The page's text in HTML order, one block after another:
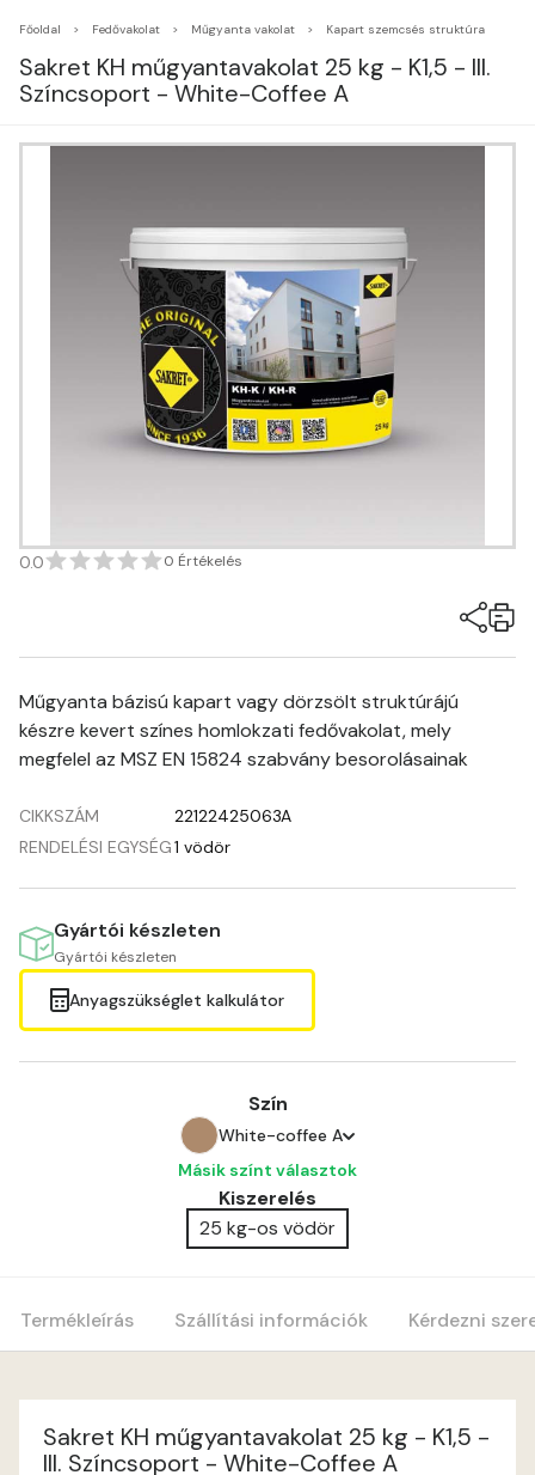
Főoldal Fedővakolat Műgyanta vakolat Kapart szemcsés struktúra
Sakret KH műgyantavakolat 25 kg - K1,5 - III.
Színcsoport - White-Coffee A
0.0 0 Értékelés
Műgyanta bázisú kapart vagy dörzsölt struktúrájú
készre kevert színes homlokzati fedővakolat, mely
megfelel az MSZ EN 15824 szabvány besorolásainak
CIKKSZÁM
22122425063A
RENDELÉSI EGYSÉG1 vödör
Gyártói készleten
Gyártói készleten
Anyagszükséglet kalkulátor
Szín
White-coffee A
Anticred A
Antimony A
Apricot C
Másik színt választok
Kiszerelés
25 kg-os vödör
Termékleírás Szállítási információk Kérdezni
Sakret KH műgyantavakolat 25 kg - K1,5 -
III. Színcsoport - White-Coffee A